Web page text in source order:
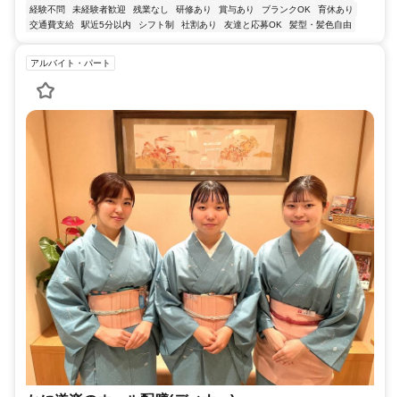
経験不問
未経験者歓迎 残業なし 研修あり 賞与あり ブランクOK
育休あり
交通費支給
駅近5分以内 シフト制 社割あり 友達と応募OK 髪型・髪色自由
アルバイト・パート